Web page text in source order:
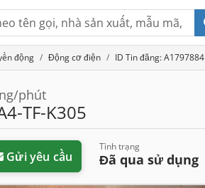
động Động cơ điện ID Tin đăng: A1797884
phút
TF-K305
Gửi yêu cầu
Tình trạng
Đã qua sử dụng